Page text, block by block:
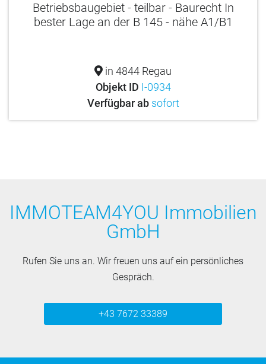
Betriebsbaugebiet - teilbar - Baurecht In
bester Lage an der B 145 - nähe A1/B1
in 4844 Regau
Objekt ID I-0934
Verfügbar ab sofort
IMMOTEAM4YOU Immobilien
GmbH
Rufen Sie uns an. Wir freuen uns auf ein persönliches
Gespräch.
+43 7672 33389